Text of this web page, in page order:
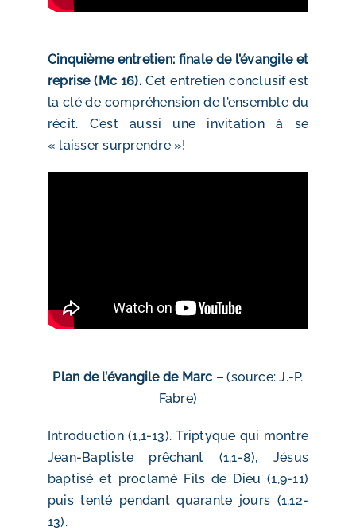
Cinquième entretien: finale de l’évangile et
reprise (Mc 16). Cet entretien conclusif est
la clé de compréhension de l’ensemble du
récit. C’est aussi une invitation à se
« laisser surprendre »!
Plan de l’évangile de Marc –(source: J.-P.
Fabre)
Introduction (1,1-13). Triptyque qui montre
Jean-Baptiste prêchant (1,1-8), Jésus
baptisé et proclamé Fils de Dieu (1,9-11)
puis tenté pendant quarante jours (1,12-
13).